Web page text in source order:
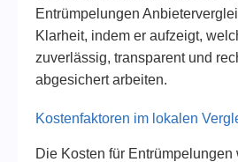
Entrümpelungen
Klarheit, indem er aufzeigt,
zuverlässig, transparent und
abgesichert arbeiten.
Kostenfaktoren im lokalen
Die Kosten für Entrümpelungen